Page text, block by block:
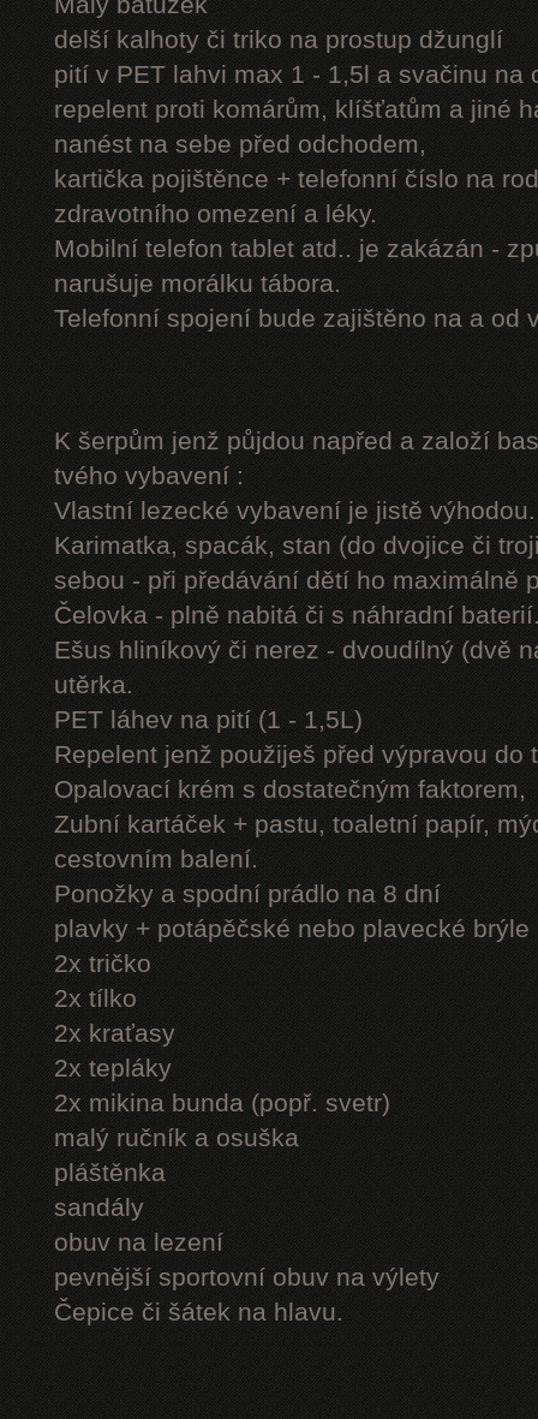
delší kalhoty či triko na prostup džunglí
pití v PET lahvi max 1 - 1,5l a svačinu na
repelent proti komárům, klíšťatům a jiné
nanést na sebe před odchodem,
kartička pojištěnce + telefonní číslo na
zdravotního omezení a léky.
Mobilní telefon tablet atd.. je zakázán -
narušuje morálku tábora.
Telefonní spojení bude zajištěno na a od
K šerpům jenž půjdou napřed a založí
tvého vybavení :
Vlastní lezecké vybavení je jistě výhodou.
Karimatka, spacák, stan (do dvojice či
sebou - při předávání dětí ho maximálně
Čelovka - plně nabitá či s náhradní
Ešus hliníkový či nerez - dvoudílný (dvě
utěrka.
PET láhev na pití (1 - 1,5L)
Repelent jenž použiješ před výpravou do
Opalovací krém s dostatečným faktorem,
Zubní kartáček + pastu, toaletní papír,
cestovním balení.
Ponožky a spodní prádlo na 8 dní
plavky + potápěčské nebo plavecké brýle
2x tričko
2x tílko
2x kraťasy
2x tepláky
2x mikina bunda (popř. svetr)
malý ručník a osuška
pláštěnka
sandály
obuv na lezení
pevnější sportovní obuv na výlety
Čepice či šátek na hlavu.